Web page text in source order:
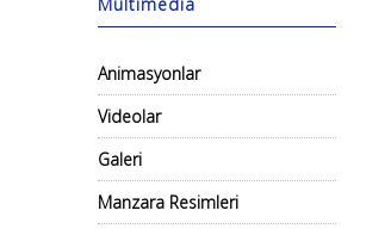
Animasyonlar
Videolar
Galeri
Manzara Resimleri